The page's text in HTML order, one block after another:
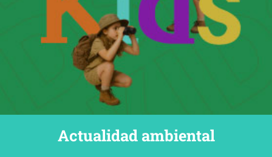
Actualidad ambiental